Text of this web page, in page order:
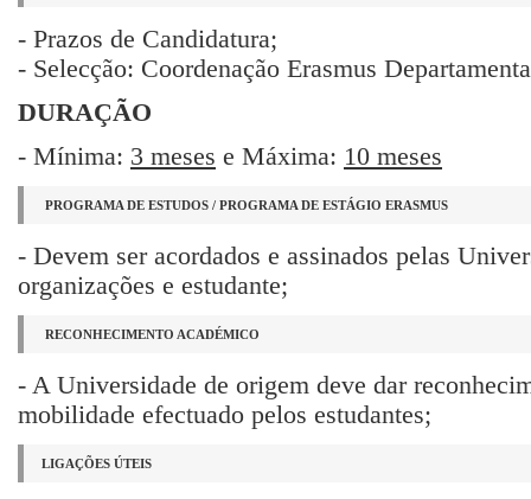
- Prazos de Candidatura;
- Selecção: Coordenação Erasmus
DURAÇÃO
- Mínima: 3 meses e Máxima: 10 meses
PROGRAMA DE ESTUDOS / PROGRAMA DE ESTÁGIO ERASMUS
- Devem ser acordados e assinados pelas
organizações e estudante;
RECONHECIMENTO ACADÉMICO
- A Universidade de origem deve dar
mobilidade efectuado pelos estudantes;
LIGAÇÕES ÚTEIS